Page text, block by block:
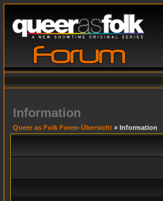
Information
Queer as Folk Foren-Übersicht » Information